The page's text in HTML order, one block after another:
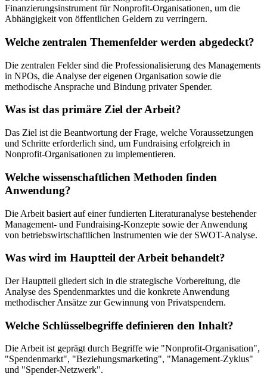
Finanzierungsinstrument für Nonprofit-Organisationen, um die
Abhängigkeit von öffentlichen Geldern zu verringern.
Welche zentralen Themenfelder werden abgedeckt?
Die zentralen Felder sind die Professionalisierung des Managements
in NPOs, die Analyse der eigenen Organisation sowie die
methodische Ansprache und Bindung privater Spender.
Was ist das primäre Ziel der Arbeit?
Das Ziel ist die Beantwortung der Frage, welche Voraussetzungen
und Schritte erforderlich sind, um Fundraising erfolgreich in
Nonprofit-Organisationen zu implementieren.
Welche wissenschaftlichen Methoden finden
Anwendung?
Die Arbeit basiert auf einer fundierten Literaturanalyse bestehender
Management- und Fundraising-Konzepte sowie der Anwendung
von betriebswirtschaftlichen Instrumenten wie der SWOT-Analyse.
Was wird im Hauptteil der Arbeit behandelt?
Der Hauptteil gliedert sich in die strategische Vorbereitung, die
Analyse des Spendenmarktes und die konkrete Anwendung
methodischer Ansätze zur Gewinnung von Privatspendern.
Welche Schlüsselbegriffe definieren den Inhalt?
Die Arbeit ist geprägt durch Begriffe wie "Nonprofit-Organisation",
"Spendenmarkt", "Beziehungsmarketing", "Management-Zyklus"
und "Spender-Netzwerk".